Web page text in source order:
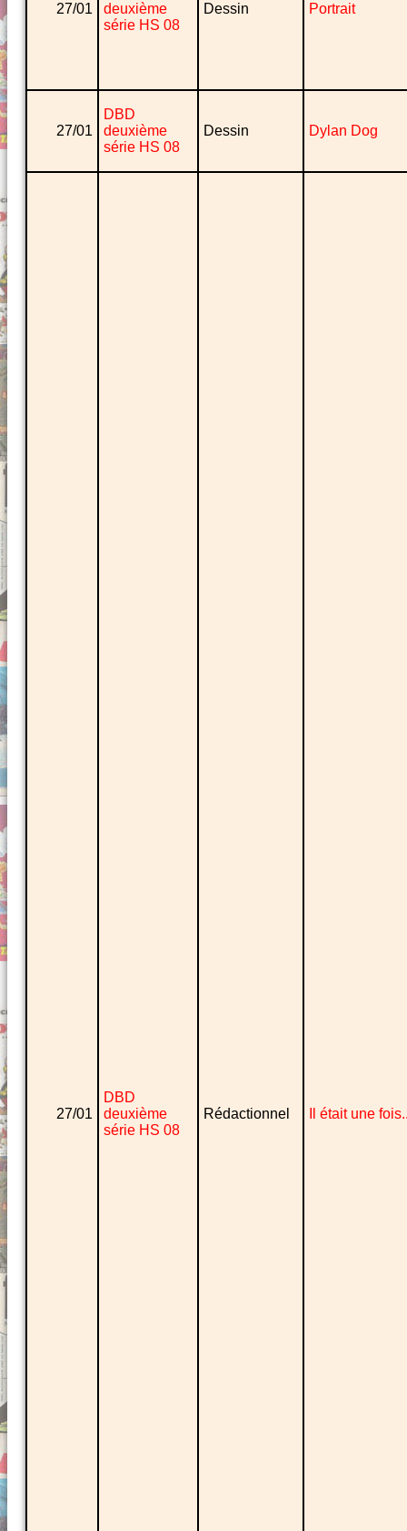
27/01
deuxième
série HS 08
Dessin Portrait
27/01
DBD
deuxième
série HS 08
Dessin Dylan Dog
27/01
DBD
deuxième
série HS 08
Rédactionnel Il était une